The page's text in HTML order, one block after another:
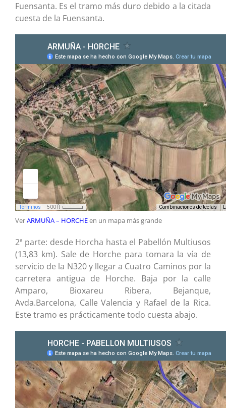
Fuensanta. Es el tramo más duro debido a la citada
cuesta de la Fuensanta.
VerARMUÑA – HORCHEen un mapa más grande
2ª parte: desde Horcha hasta el Pabellón Multiusos
(13,83 km). Sale de Horche para tomara la vía de
servicio de la N320 y llegar a Cuatro Caminos por la
carretera antigua de Horche. Baja por la calle
Amparo, Bioxareu Ribera, Bejanque,
Avda.Barcelona, Calle Valencia y Rafael de la Rica.
Este tramo es prácticamente todo cuesta abajo.